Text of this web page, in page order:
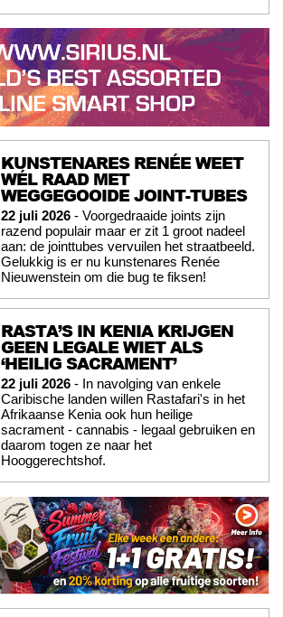
KUNSTENARES RENÉE WEET
WÉL RAAD MET
WEGGEGOOIDE JOINT-TUBES
22 juli 2026 - Voorgedraaide joints zijn
razend populair maar er zit 1 groot nadeel
aan: de jointtubes vervuilen het straatbeeld.
Gelukkig is er nu kunstenares Renée
Nieuwenstein om die bug te fiksen!
RASTA’S IN KENIA KRIJGEN
GEEN LEGALE WIET ALS
‘HEILIG SACRAMENT’
22 juli 2026 - In navolging van enkele
Caribische landen willen Rastafari's in het
Afrikaanse Kenia ook hun heilige
sacrament - cannabis - legaal gebruiken en
daarom togen ze naar het
Hooggerechtshof.